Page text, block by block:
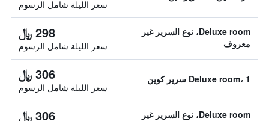
سعر الليلة شامل الرسوم
Deluxe room، نوع السرير غير
معروف
298 ﷼
سعر الليلة شامل الرسوم
Deluxe room، 1 سرير كوين 306 ﷼
سعر الليلة شامل الرسوم
Deluxe room، نوع السرير غير
306 ﷼